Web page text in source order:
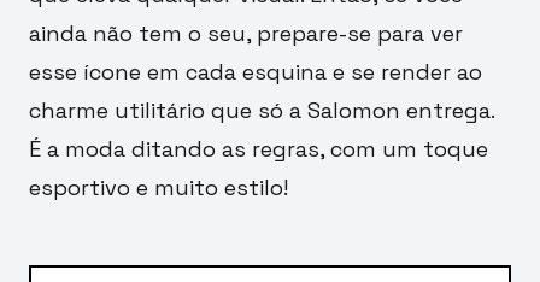
ainda não tem o seu, prepare-se para ver
esse ícone em cada esquina e se render ao
charme utilitário que só a Salomon entrega.
É a moda ditando as regras, com um toque
esportivo e muito estilo!